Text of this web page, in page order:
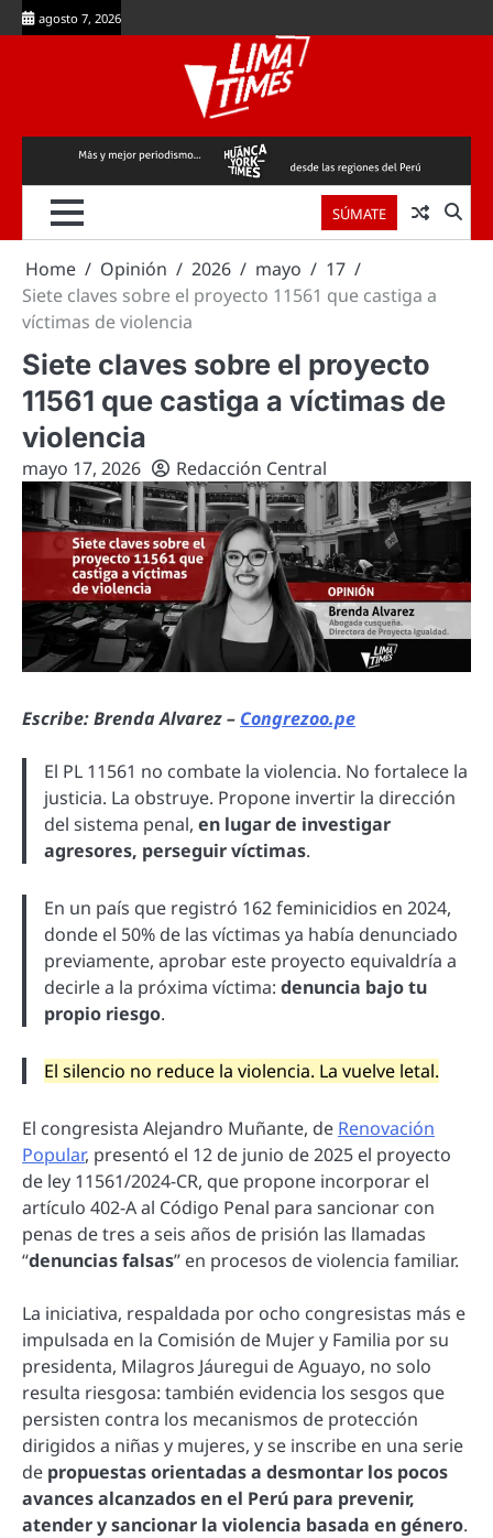
Skip
to
agosto 7, 2026
SÚMATE
Home Opinión 2026 mayo
17
Siete claves sobre el proyecto 11561 que castiga a
víctimas de violencia
Siete claves sobre el proyecto
11561 que castiga a víctimas de
violencia
mayo 17, 2026 Redacción Central
Escribe: Brenda Alvarez – Congrezoo.pe
El PL 11561 no combate la violencia. No fortalece la
justicia. La obstruye. Propone invertir la dirección
del sistema penal, en lugar de investigar
agresores, perseguir víctimas.
En un país que registró 162 feminicidios en 2024,
donde el 50% de las víctimas ya había denunciado
previamente, aprobar este proyecto equivaldría a
decirle a la próxima víctima: denuncia bajo tu
propio riesgo.
El silencio no reduce la violencia. La vuelve letal.
El congresista Alejandro Muñante, de Renovación
Popular, presentó el 12 de junio de 2025 el proyecto
de ley 11561/2024-CR, que propone incorporar el
artículo 402-A al Código Penal para sancionar con
penas de tres a seis años de prisión las llamadas
“denuncias falsas” en procesos de violencia familiar.
La iniciativa, respaldada por ocho congresistas más e
impulsada en la Comisión de Mujer y Familia por su
presidenta, Milagros Jáuregui de Aguayo, no solo
resulta riesgosa: también evidencia los sesgos que
persisten contra los mecanismos de protección
dirigidos a niñas y mujeres, y se inscribe en una serie
de propuestas orientadas a desmontar los pocos
avances alcanzados en el Perú para prevenir,
atender y sancionar la violencia basada en género.